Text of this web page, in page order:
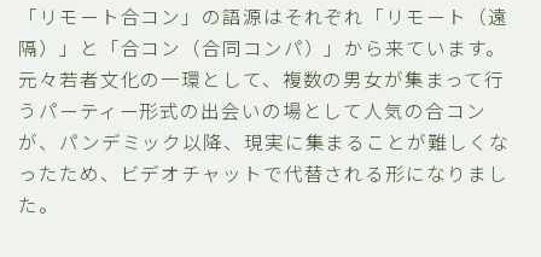
「リモート合コン」の語源はそれぞれ「リモート（遠
隔）」と「合コン（合同コンパ）」から来ています。
元々若者文化の一環として、複数の男女が集まって行
うパーティー形式の出会いの場として人気の合コン
が、パンデミック以降、現実に集まることが難しくな
ったため、ビデオチャットで代替される形になりまし
た。